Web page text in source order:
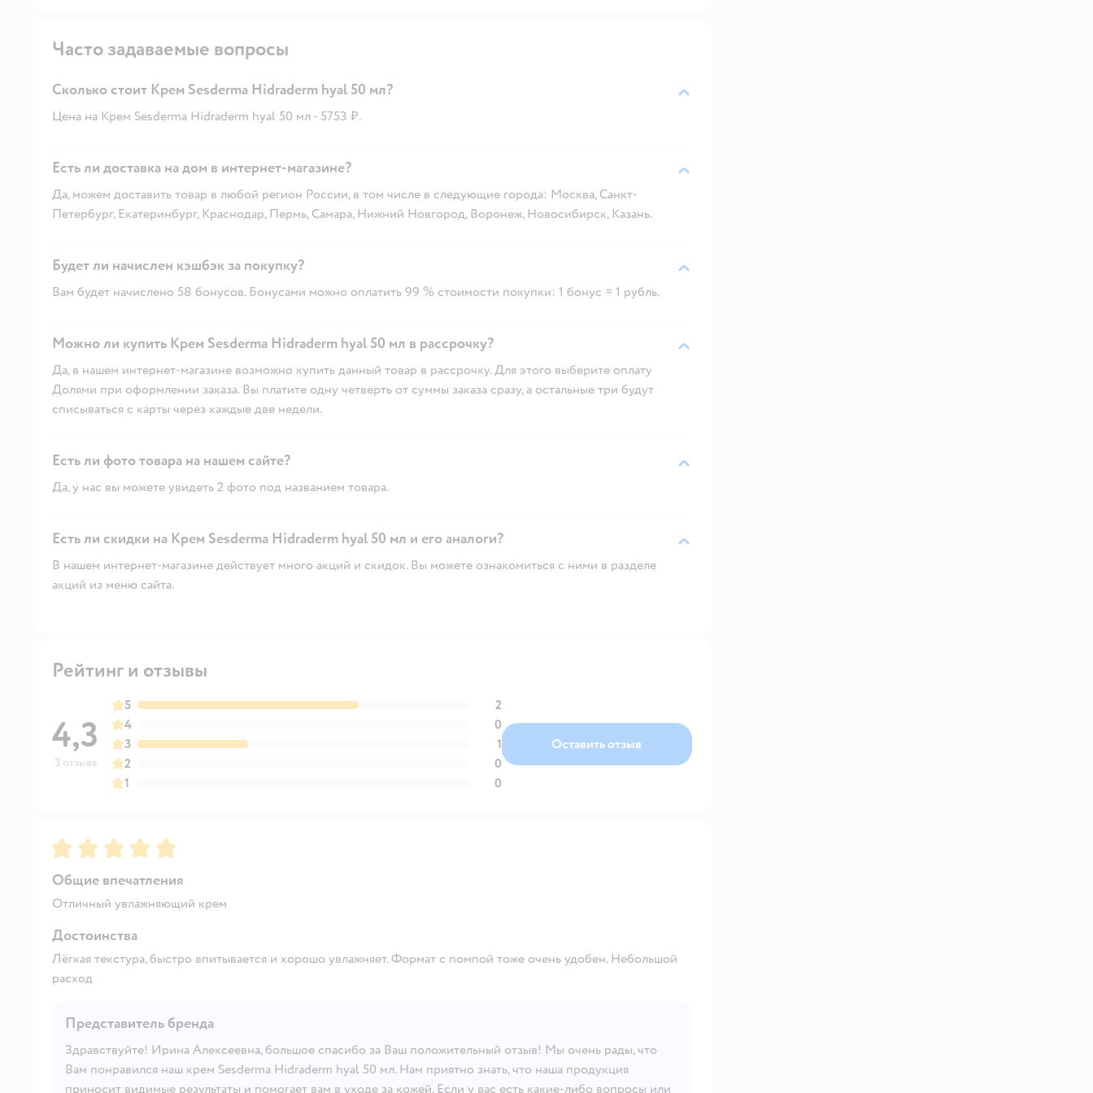
Часто задаваемые вопросы
Сколько стоит Крем Sesderma Hidraderm hyal 50 мл?
Цена на Крем Sesderma Hidraderm hyal 50 мл - 5753 ₽.
Есть ли доставка на дом в интернет-магазине?
Да, можем доставить товар в любой регион России, в том числе в следующие города: Москва, Санкт-
Петербург, Екатеринбург, Краснодар, Пермь, Самара, Нижний Новгород, Воронеж, Новосибирск, Казань.
Будет ли начислен кэшбэк за покупку?
Вам будет начислено 58 бонусов. Бонусами можно оплатить 99 % стоимости покупки: 1 бонус = 1 рубль.
Можно ли купить Крем Sesderma Hidraderm hyal 50 мл в рассрочку?
Да, в нашем интернет-магазине возможно купить данный товар в рассрочку. Для этого выберите оплату
Долями при оформлении заказа. Вы платите одну четверть от суммы заказа сразу, а остальные три будут
списываться с карты через каждые две недели.
Есть ли фото товара на нашем сайте?
Да, у нас вы можете увидеть 2 фото под названием товара.
Есть ли скидки на Крем Sesderma Hidraderm hyal 50 мл и его аналоги?
В нашем интернет-магазине действует много акций и скидок. Вы можете ознакомиться с ними в разделе
акций из меню сайта.
Рейтинг и отзывы
4,3
3 отзыва
5
2
4
0
3
1
2
0
1
0
Оставить отзыв
Рейтинг:5
Общие впечатления
Отличный увлажняющий крем
Достоинства
Лёгкая текстура, быстро впитывается и хорошо увлажняет. Формат с помпой тоже очень удобен. Небольшой
расход
Представитель бренда
Здравствуйте! Ирина Алексеевна, большое спасибо за Ваш положительный отзыв! Мы очень рады, что
Вам понравился наш крем Sesderma Hidraderm hyal 50 мл. Нам приятно знать, что наша продукция
приносит видимые результаты и помогает вам в уходе за кожей. Если у вас есть какие-либо вопросы или